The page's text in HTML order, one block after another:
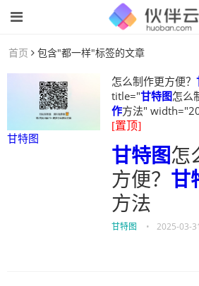
首页 包含"都一样"标签的文章
甘特图
怎么制作更方便？
title="甘特图怎么
作方法"
[置顶]
甘特图怎
方便？ 甘
方法
甘特图 • 2025-03-31